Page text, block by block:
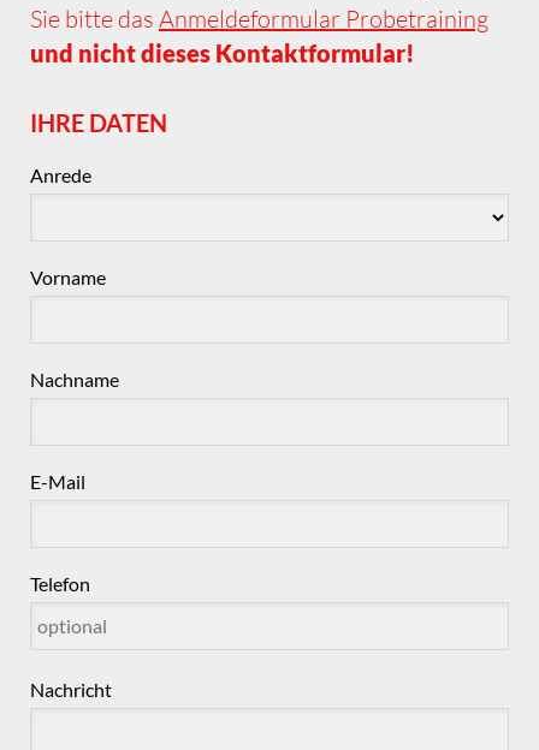
Sie bitte das Anmeldeformular Probetraining
und nicht dieses Kontaktformular!
IHRE DATEN
Anrede
Vorname
Nachname
E-Mail
Telefon
Nachricht